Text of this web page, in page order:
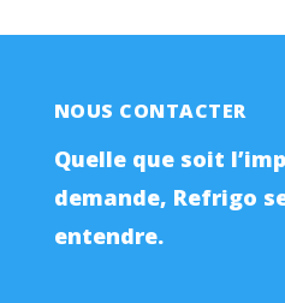
NOUS CONTACTER
Quelle que soit
demande, Refrigo
entendre.